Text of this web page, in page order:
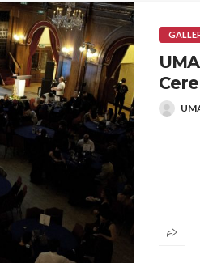
PRESS RELEASE
TOP 5 WEEKLY
Announced as
Silver Sponsor for
Anniversary Urban
Awards South Africa